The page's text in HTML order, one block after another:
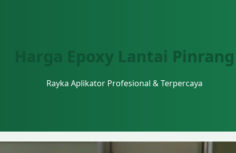
Harga Epoxy Lantai Pinrang
Rayka Aplikator Profesional & Terpercaya